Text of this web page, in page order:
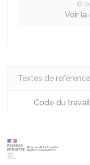
©
Voir
Textes de référence
Code du